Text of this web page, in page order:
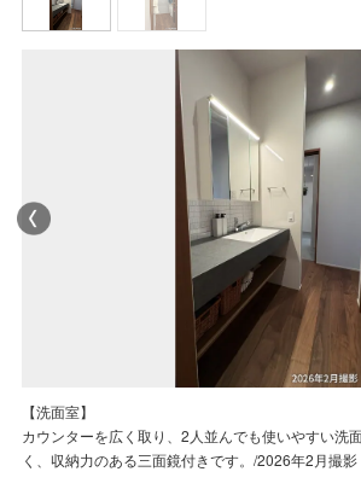
【WIC/約1.3帖】
お洋服のほか、ご家族共有の荷物や掃除道具、お出
収納していただけます。通り抜けができる設計のた
【洗面室】
カウンターを広く取り、2人並んでも使いやすい洗
く、収納力のある三面鏡付きです。/2026年2月撮影
【WIC/約1.3帖】
お洋服のほか、ご家族共有の荷物や掃除道具、お出
収納していただけます。通り抜けができる設計のた
【洗面室】
カウンターを広く取り、2人並んでも使いやすい洗
く、収納力のある三面鏡付きです。/2026年2月撮影